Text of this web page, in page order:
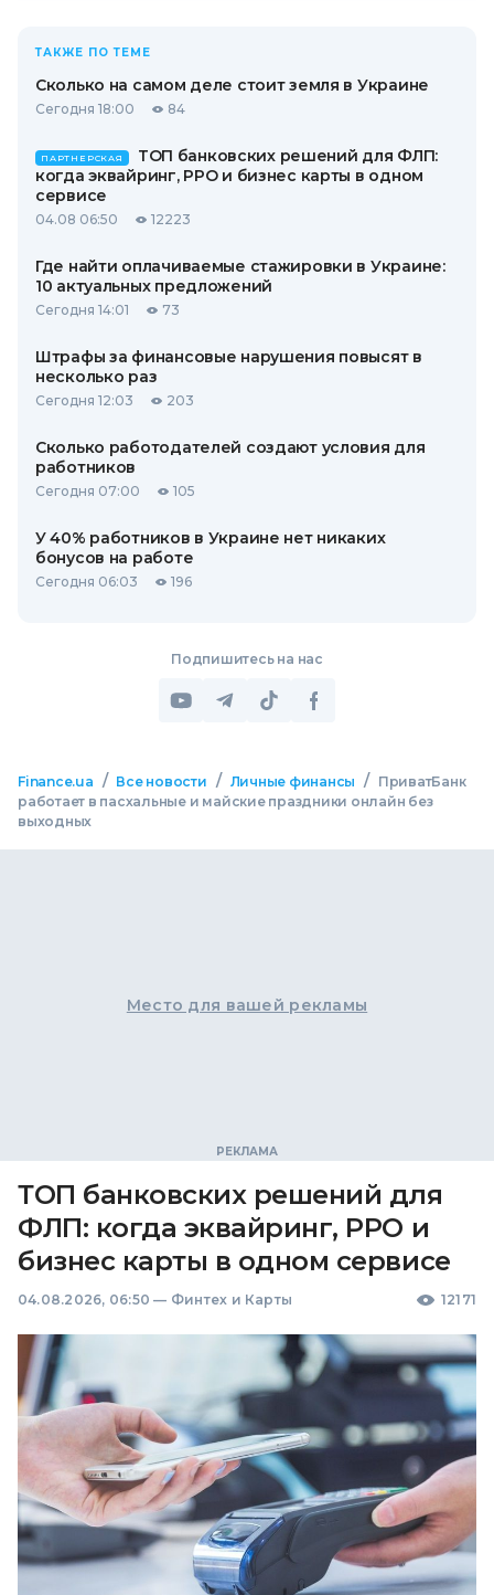
ТАКЖЕ ПО ТЕМЕ
Сколько на самом деле стоит земля в Украине
Сегодня 18:00 84
ПАРТНЕРСКАЯ
ТОП банковских решений для ФЛП:
когда эквайринг, РРО и бизнес карты в одном
сервисе
04.08 06:50 12223
Где найти оплачиваемые стажировки в Украине:
10 актуальных предложений
Сегодня 14:01 73
Штрафы за финансовые нарушения повысят в
несколько раз
Сегодня 12:03 203
Сколько работодателей создают условия для
работников
Сегодня 07:00 105
У 40% работников в Украине нет никаких
бонусов на работе
Сегодня 06:03 196
Подпишитесь на нас
Finance.ua / Все новости / Личные финансы /
ПриватБанк
работает в пасхальные и майские праздники онлайн без
выходных
Место для вашей рекламы
ТОП банковских решений для
ФЛП: когда эквайринг, РРО и
бизнес карты в одном сервисе
04.08.2026, 06:50 — Финтех и Карты 12171